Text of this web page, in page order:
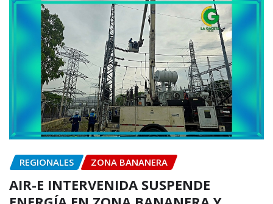
REGIONALES ZONA BANANERA
AIR-E INTERVENIDA SUSPENDE